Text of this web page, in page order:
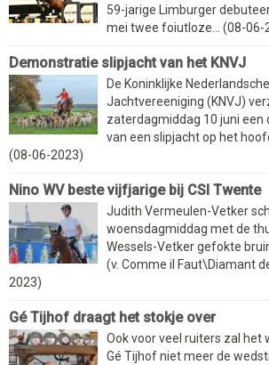
59-jarige Limburger
mei twee foiutloze... (08-06-
Demonstratie slipjacht van het KNVJ
De Koninklijke Nederlandsche
Jachtvereeniging (KNVJ)
zaterdagmiddag 10 juni een
van een slipjacht op het
(08-06-2023)
Nino WV beste vijfjarige bij CSI Twente
Judith Vermeulen-Vetker
woensdagmiddag met de
Wessels-Vetker gefokte
(v. Comme il Faut\Diamant
2023)
Gé Tijhof draagt het stokje over
Ook voor veel ruiters zal het
Gé Tijhof niet meer de